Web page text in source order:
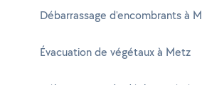
Débarrassage d'encombrants à
Évacuation de végétaux à Metz